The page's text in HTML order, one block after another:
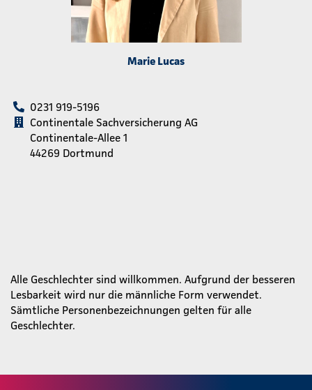
Marie Lucas
0231 919-5196
Continentale Sachversicherung AG
Continentale-Allee 1
44269 Dortmund
Alle Geschlechter sind willkommen. Aufgrund der besseren
Lesbarkeit wird nur die männliche Form verwendet.
Sämtliche Personenbezeichnungen gelten für alle
Geschlechter.